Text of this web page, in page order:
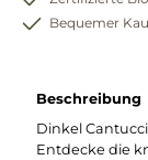
Bequemer
Beschreibung
Dinkel
Entdecke die